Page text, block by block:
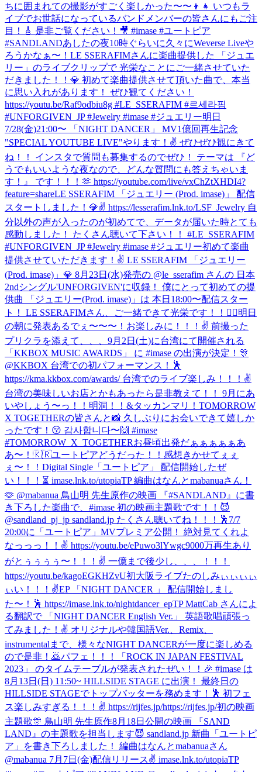
ちに囲まれての撮影がすごく楽しかった〜〜👦👧 いつもラ
イブでお世話になっているバンドメンバーの皆さんにもご注
目！🎸 是非ご覧ください！🎥 #imase #ユートピア
#SANDLANDあしたの夜10時ぐらいに久々にWeverse Liveや
ろうかなぁ〜！ LE SSERAFIMさんに楽曲提供した 「ジュエ
リー」のライブクリップで 光栄なことにご一緒させていた
だきました！！💎 初めて楽曲提供させて頂いた曲で、本当
に思い入れがあります！ ぜひ観てください！
https://youtu.be/Raf9odbiu8g #LE_SSERAFIM #르세라핌
#UNFORGIVEN_JP #Jewelry #imase #ジュエリー明日
7/28(金)21:00〜 「NIGHT DANCER」 MV1億回再生記念
"SPECIAL YOUTUBE LIVE"やります！✌️ ぜひぜひ観にきて
ね！！ インスタで質問も募集するのでぜひ！ テーマは 『ど
うでもいいような夜なので、どんな質問にも答えちゃいま
す！』 です！！！🫶 https://youtube.com/live/vxChZtXHDI4?
feature=shareLE SSERAFIM 「ジュエリー (Prod. imase)」 配信
スタートしました！💎✌️ https://lesserafim.lnk.to/LSF_Jewelry 自
分以外の声が入ったのが初めてで、データが届いた時とても
感動しました！ たくさん聴いて下さい！！ #LE_SSERAFIM
#UNFORGIVEN_JP #Jewelry #imase #ジュエリー初めて楽曲
提供させていただきます！✌️ LE SSERAFIM 「ジュエリー
(Prod. imase)」💎 8月23日(水)発売の @le_sserafim さんの 日本
2ndシングル'UNFORGIVEN'に収録！ 僕にとって初めての提
供曲 「ジュエリー(Prod. imase)」は 本日18:00〜配信スター
ト！ LE SSERAFIMさん、ご一緒できて光栄です！！🙇‍♂️明日
の朝に発表あるでぇ〜〜〜！お楽しみに！！！✌️ 前撮った
プリクラを添えて、、、 9月2日(土)に台湾にて開催される
「KKBOX MUSIC AWARDS」 に #imase の出演が決定！🎊
@KKBOX 台湾での初パフォーマンス！🕺
https://kma.kkbox.com/awards/ 台湾でのライブ楽しみ！！！✌️
台湾の美味しいお店とかもあったら是非教えて！！ 9月にあ
いやしょう〜っ！！ 明洞！！&タッカンマリ！ TOMORROW
X TOGETHERの皆さんと📸 久しぶりにお会いできて嬉しか
ったです！😚 감사합니다〜🙌 #imase
#TOMORROW_X_TOGETHERお昼頃出発だぁぁぁぁぁあ
あ〜！🇰🇷ユートピアどうだった！！感想きかせてぇぇ
ぇ〜！！ Digital Single「ユートピア」 配信開始したぜ
い！！！⏳ imase.lnk.to/utopiaTP 編曲はなんとmabanuaさん！
🫶 @mabanua 鳥山明 先生原作の映画 『#SANDLAND』に書
き下ろした楽曲で、#imase 初の映画主題歌です！！😈
@sandland_pj_jp sandland.jp たくさん聴いてね！！！🕺 7/7
20:00に「ユートピア」MVプレミア公開！ 絶対見てくれよ
なっっっ！！✌️ https://youtu.be/ePuwo3lYwgc9000万再生あり
がとぅぅぅぅ〜！！！✌️ 一億まで後少し、、、！！！
https://youtu.be/kagoEGKHZvU初大阪ライブたのしみぃぃぃぃ
ぃい！！！✌️EP 「NIGHT DANCER 」 配信開始しまし
た〜！🕺 https://imase.lnk.to/nightdancer_epTP MattCab さんによ
る翻訳で 「NIGHT DANCER English Ver.」 英語歌唱頑張っ
てみました！✌️ オリジナルや韓国語Ver.、Remix、
instrumentalまで、様々なNIGHT DANCERが一度に楽しめる
ので是非！🙇パフェ！！！
「ROCK IN JAPAN FESTIVAL
2023」 のタイムテーブルが発表されたぜい！！🎉 #imase は
8月13日(日) 11:50~ HILLSIDE STAGE に出演！ 最終日の
HILLSIDE STAGEでトップバッターを務めます！🕺 初フェ
ス楽しみすぎる！！！✌️ https://rijfes.jp/https://rijfes.jp/初の映画
主題歌🎊 鳥山明 先生原作8月18日公開の映画 『SAND
LAND』の主題歌を担当します😈 sandland.jp 新曲「ユートピ
ア」を書き下ろしました！ 編曲はなんとmabanuaさん
@mabanua 7月7日(金)配信リリース✌️ imase.lnk.to/utopiaTP